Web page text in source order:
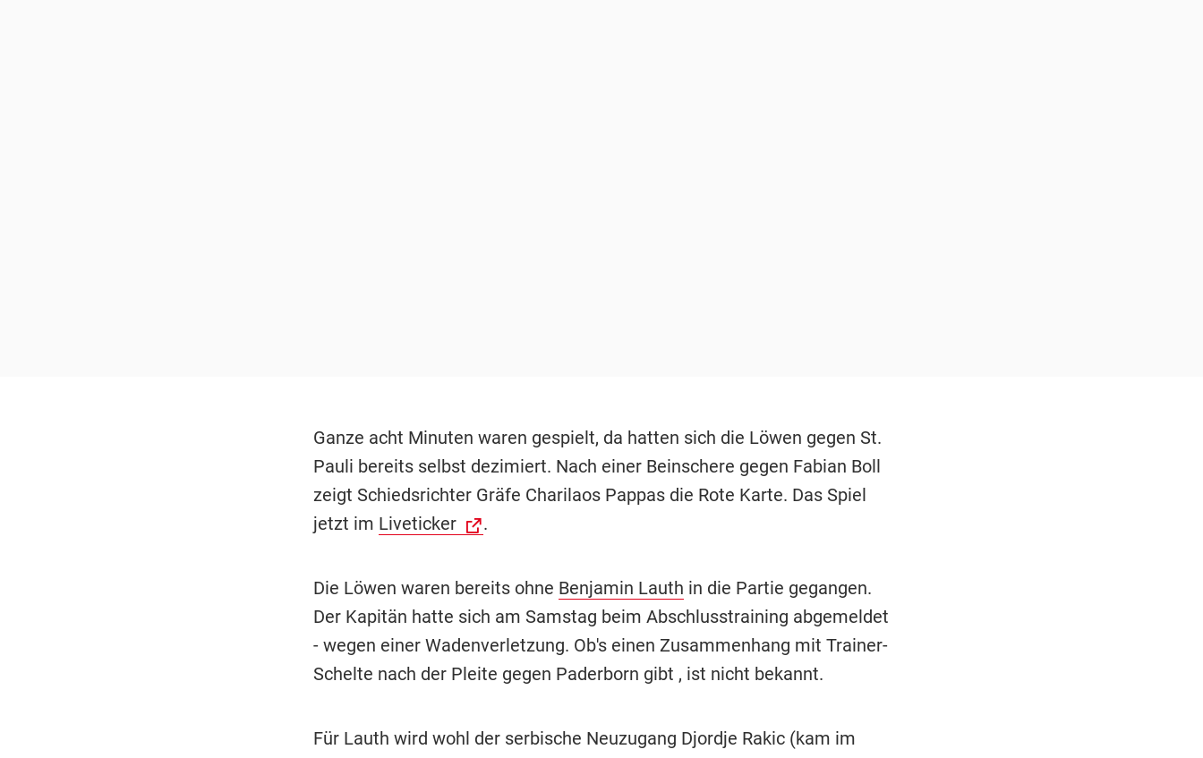
Ganze acht Minuten waren gespielt, da hatten sich die Löwen gegen St.
Pauli bereits selbst dezimiert. Nach einer Beinschere gegen Fabian Boll
zeigt Schiedsrichter Gräfe Charilaos Pappas die Rote Karte. Das Spiel
jetzt im Liveticker .
Die Löwen waren bereits ohne Benjamin Lauth in die Partie gegangen.
Der Kapitän hatte sich am Samstag beim Abschlusstraining abgemeldet
- wegen einer Wadenverletzung. Ob's einen Zusammenhang mit Trainer-
Schelte nach der Pleite gegen Paderborn gibt , ist nicht bekannt.
Für Lauth wird wohl der serbische Neuzugang Djordje Rakic (kam im